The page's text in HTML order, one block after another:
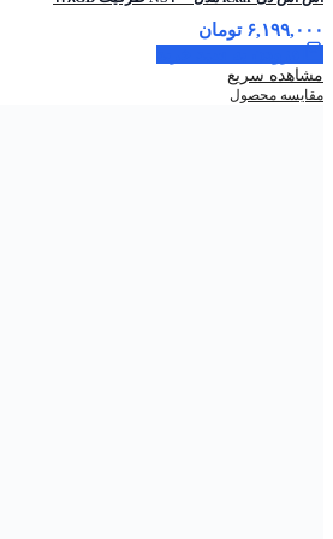
۶,۱۹۹,۰۰۰ تومان
مشاهده سریع
مقایسه محصول